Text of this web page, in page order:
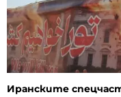
Иранските